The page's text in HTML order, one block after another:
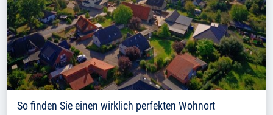
So finden Sie einen wirklich perfekten Wohnort